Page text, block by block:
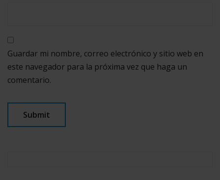
Guardar mi nombre, correo electrónico y sitio web en
este navegador para la próxima vez que haga un
comentario.